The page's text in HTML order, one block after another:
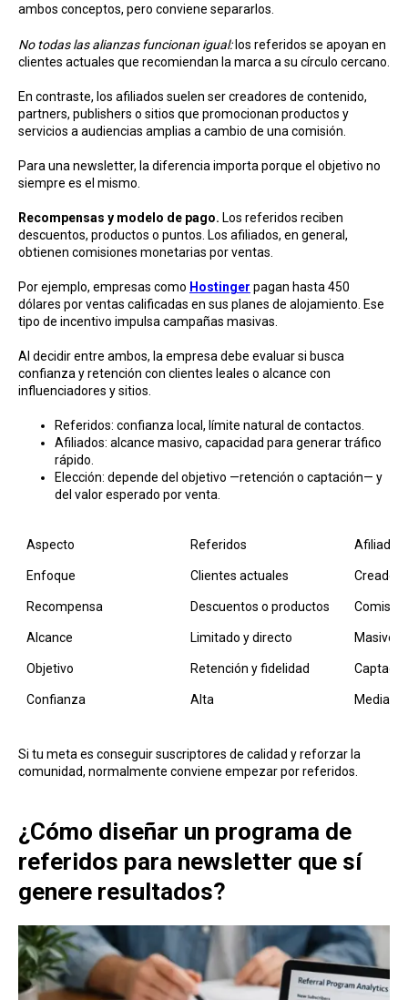
ambos conceptos, pero conviene separarlos.
No todas las alianzas funcionan igual:los referidos se apoyan en
clientes actuales que recomiendan la marca a su círculo cercano.
En contraste, los afiliados suelen ser creadores de contenido,
partners, publishers o sitios que promocionan productos y
servicios a audiencias amplias a cambio de una comisión.
Para una newsletter, la diferencia importa porque el objetivo no
siempre es el mismo.
Recompensas y modelo de pago. Los referidos reciben
descuentos, productos o puntos. Los afiliados, en general,
obtienen comisiones monetarias por ventas.
Por ejemplo, empresas como Hostinger pagan hasta 450
dólares por ventas calificadas en sus planes de alojamiento. Ese
tipo de incentivo impulsa campañas masivas.
Al decidir entre ambos, la empresa debe evaluar si busca
confianza y retención con clientes leales o alcance con
influenciadores y sitios.
Referidos: confianza local, límite natural de contactos.
Afiliados: alcance masivo, capacidad para generar tráfico
rápido.
Elección: depende del objetivo —retención o captación— y
del valor esperado por venta.
Aspecto Referidos Afiliados
Enfoque Clientes actuales
Recompensa Descuentos o productos
Alcance Limitado y directo Masivo y
Objetivo Retención y fidelidad
Confianza Alta Media
Si tu meta es conseguir suscriptores de calidad y reforzar la
comunidad, normalmente conviene empezar por referidos.
¿Cómo diseñar un programa de
referidos para newsletter que sí
genere resultados?